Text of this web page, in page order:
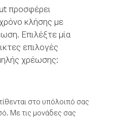
προσφέρει
κλήσης με
Επιλέξτε μία
επιλογές
χρέωσης:
στο υπόλοιπό σας
Με τις μονάδες σας